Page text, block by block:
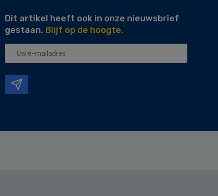
Dit artikel heeft ook in onze nieuwsbrief
gestaan. Blijf op de hoogte.
Uw